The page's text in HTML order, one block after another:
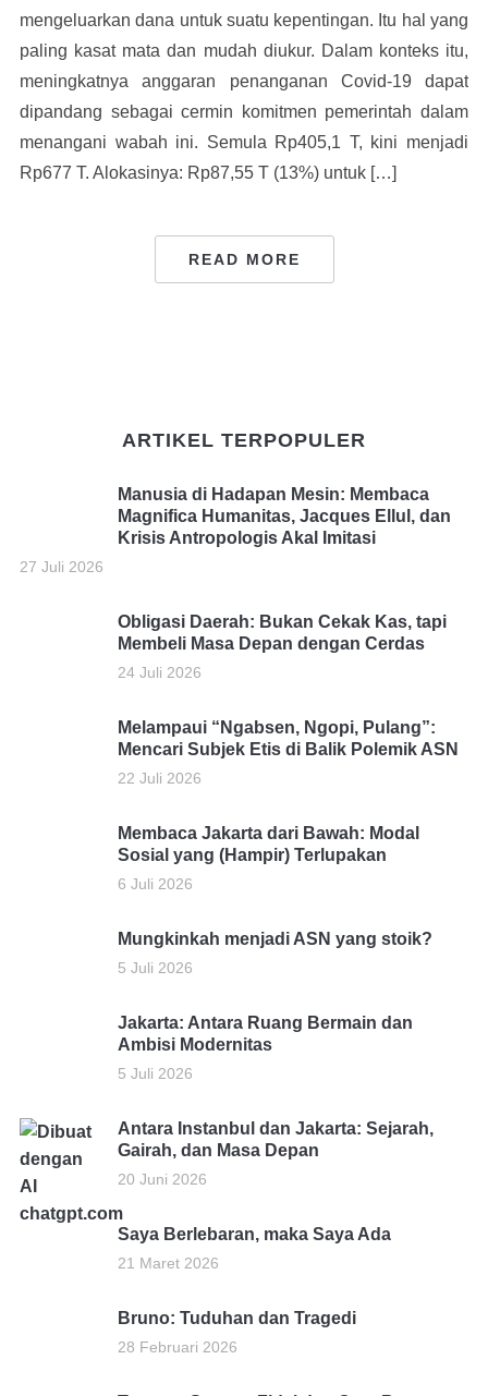
mengeluarkan dana untuk suatu kepentingan. Itu hal yang
paling kasat mata dan mudah diukur. Dalam konteks itu,
meningkatnya anggaran penanganan Covid-19 dapat
dipandang sebagai cermin komitmen pemerintah dalam
menangani wabah ini. Semula Rp405,1 T, kini menjadi
Rp677 T. Alokasinya: Rp87,55 T (13%) untuk […]
READ MORE
ARTIKEL TERPOPULER
Manusia di Hadapan Mesin: Membaca
Magnifica Humanitas, Jacques Ellul, dan
Krisis Antropologis Akal Imitasi
27 Juli 2026
Obligasi Daerah: Bukan Cekak Kas, tapi
Membeli Masa Depan dengan Cerdas
24 Juli 2026
Melampaui “Ngabsen, Ngopi, Pulang”:
Mencari Subjek Etis di Balik Polemik ASN
22 Juli 2026
Membaca Jakarta dari Bawah: Modal
Sosial yang (Hampir) Terlupakan
6 Juli 2026
Mungkinkah menjadi ASN yang stoik?
5 Juli 2026
Jakarta: Antara Ruang Bermain dan
Ambisi Modernitas
5 Juli 2026
Antara Instanbul dan Jakarta: Sejarah,
Gairah, dan Masa Depan
20 Juni 2026
Saya Berlebaran, maka Saya Ada
21 Maret 2026
Bruno: Tuduhan dan Tragedi
28 Februari 2026